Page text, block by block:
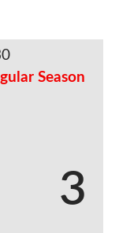
Season
3